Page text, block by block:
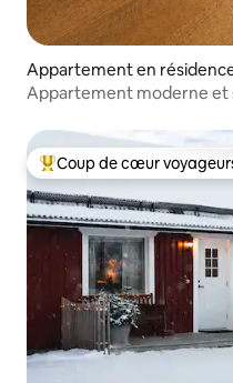
Appartement en
Appartement moderne et
Coups de cœur
Coup de cœur